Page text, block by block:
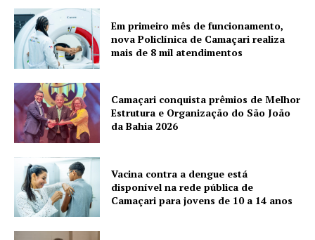
Em primeiro mês de funcionamento,
nova Policlínica de Camaçari realiza
mais de 8 mil atendimentos
Camaçari conquista prêmios de Melhor
Estrutura e Organização do São João
da Bahia 2026
Vacina contra a dengue está
disponível na rede pública de
Camaçari para jovens de 10 a 14 anos